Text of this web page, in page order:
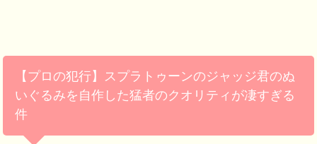
【プロの犯行】スプラトゥーンのジャッジ君のぬ
いぐるみを自作した猛者のクオリティが凄すぎる
件